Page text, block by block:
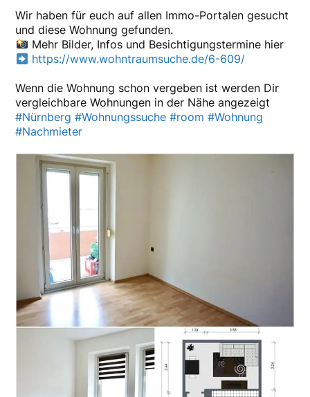
Wir haben für euch auf allen Immo-Portalen gesucht
und diese Wohnung gefunden.
Mehr Bilder, Infos und Besichtigungstermine hier
https://www.wohntraumsuche.de/6-609/
Wenn die Wohnung schon vergeben ist werden Dir
vergleichbare Wohnungen in der Nähe angezeigt
#Nürnberg #Wohnungssuche #room #Wohnung
#Nachmieter